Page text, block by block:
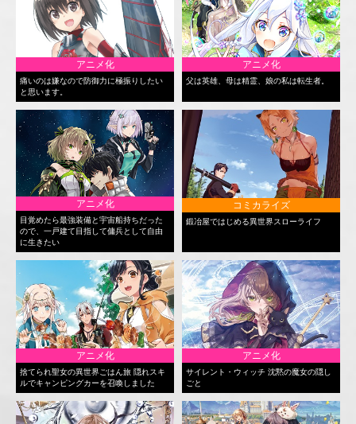
アニメ化
痛いのは嫌なので防御力に極振りしたい
と思います。
アニメ化
父は英雄、母は精霊、娘の私は転生者。
アニメ化
目覚めたら最強装備と宇宙船持ちだった
ので、一戸建て目指して傭兵として自由
に生きたい
コミカライズ
鍛冶屋ではじめる異世界スローライフ
アニメ化
捨てられ聖女の異世界ごはん旅 隠れスキ
ルでキャンピングカーを召喚しました
アニメ化
サイレント・ウィッチ 沈黙の魔女の隠し
ごと